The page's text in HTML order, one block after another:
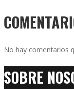
No hay comentarios
SOBRE